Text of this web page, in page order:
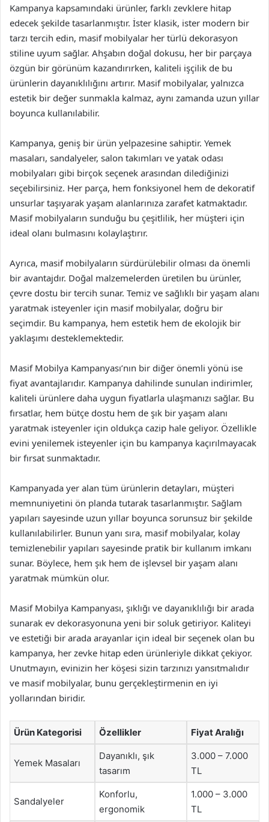
Kampanya kapsamındaki ürünler, farklı zevklere hitap
edecek şekilde tasarlanmıştır. İster klasik, ister modern bir
tarzı tercih edin, masif mobilyalar her türlü dekorasyon
stiline uyum sağlar. Ahşabın doğal dokusu, her bir parçaya
özgün bir görünüm kazandırırken, kaliteli işçilik de bu
ürünlerin dayanıklılığını artırır. Masif mobilyalar, yalnızca
estetik bir değer sunmakla kalmaz, aynı zamanda uzun yıllar
boyunca kullanılabilir.
Kampanya, geniş bir ürün yelpazesine sahiptir. Yemek
masaları, sandalyeler, salon takımları ve yatak odası
mobilyaları gibi birçok seçenek arasından dilediğinizi
seçebilirsiniz. Her parça, hem fonksiyonel hem de dekoratif
unsurlar taşıyarak yaşam alanlarınıza zarafet katmaktadır.
Masif mobilyaların sunduğu bu çeşitlilik, her müşteri için
ideal olanı bulmasını kolaylaştırır.
Ayrıca, masif mobilyaların sürdürülebilir olması da önemli
bir avantajdır. Doğal malzemelerden üretilen bu ürünler,
çevre dostu bir tercih sunar. Temiz ve sağlıklı bir yaşam alanı
yaratmak isteyenler için masif mobilyalar, doğru bir
seçimdir. Bu kampanya, hem estetik hem de ekolojik bir
yaklaşımı desteklemektedir.
Masif Mobilya Kampanyası’nın bir diğer önemli yönü ise
fiyat avantajlarıdır. Kampanya dahilinde sunulan indirimler,
kaliteli ürünlere daha uygun fiyatlarla ulaşmanızı sağlar. Bu
fırsatlar, hem bütçe dostu hem de şık bir yaşam alanı
yaratmak isteyenler için oldukça cazip hale geliyor. Özellikle
evini yenilemek isteyenler için bu kampanya kaçırılmayacak
bir fırsat sunmaktadır.
Kampanyada yer alan tüm ürünlerin detayları, müşteri
memnuniyetini ön planda tutarak tasarlanmıştır. Sağlam
yapıları sayesinde uzun yıllar boyunca sorunsuz bir şekilde
kullanılabilirler. Bunun yanı sıra, masif mobilyalar, kolay
temizlenebilir yapıları sayesinde pratik bir kullanım imkanı
sunar. Böylece, hem şık hem de işlevsel bir yaşam alanı
yaratmak mümkün olur.
Masif Mobilya Kampanyası, şıklığı ve dayanıklılığı bir arada
sunarak ev dekorasyonuna yeni bir soluk getiriyor. Kaliteyi
ve estetiği bir arada arayanlar için ideal bir seçenek olan bu
kampanya, her zevke hitap eden ürünleriyle dikkat çekiyor.
Unutmayın, evinizin her köşesi sizin tarzınızı yansıtmalıdır
ve masif mobilyalar, bunu gerçekleştirmenin en iyi
yollarından biridir.
Ürün Kategorisi Özellikler Fiyat Aralığı
Yemek Masaları
Dayanıklı, şık
tasarım
3.000 – 7.000
TL
Sandalyeler
Konforlu,
ergonomik
1.000 – 3.000
TL